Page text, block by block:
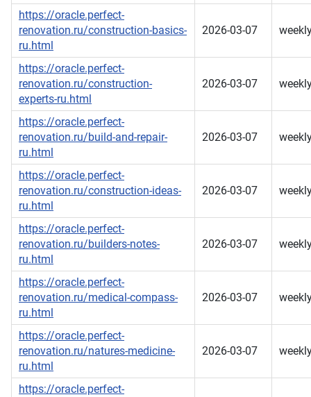
https://oracle.perfect-
renovation.ru/construction-basics-
ru.html
2026-03-07
https://oracle.perfect-
renovation.ru/construction-
experts-ru.html
2026-03-07
https://oracle.perfect-
renovation.ru/build-and-repair-
ru.html
2026-03-07
https://oracle.perfect-
renovation.ru/construction-ideas-
ru.html
2026-03-07
https://oracle.perfect-
renovation.ru/builders-notes-
ru.html
2026-03-07
https://oracle.perfect-
renovation.ru/medical-compass-
ru.html
2026-03-07
https://oracle.perfect-
renovation.ru/natures-medicine-
ru.html
2026-03-07
https://oracle.perfect-